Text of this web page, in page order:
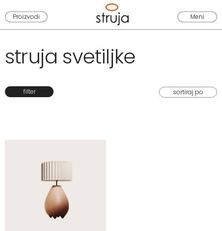
Proizvodi Meni
struja svetiljke
filter